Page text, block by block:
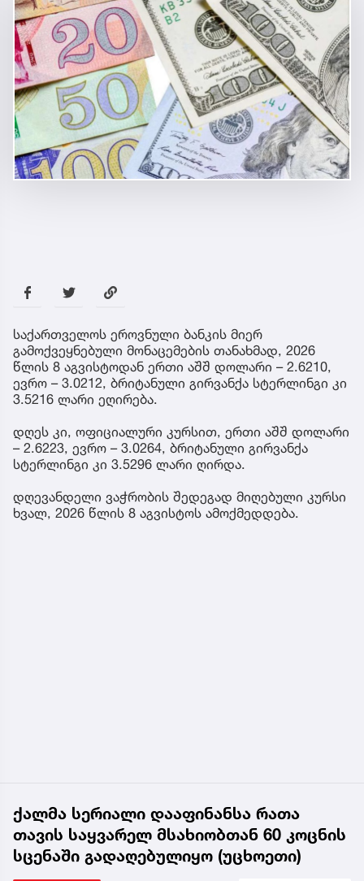
საქართველოს ეროვნული ბანკის მიერ
გამოქვეყნებული მონაცემების თანახმად, 2026
წლის 8 აგვისტოდან ერთი აშშ დოლარი – 2.6210,
ევრო – 3.0212, ბრიტანული გირვანქა სტერლინგი კი
3.5216 ლარი ეღირება.
დღეს კი, ოფიციალური კურსით, ერთი აშშ დოლარი
– 2.6223, ევრო – 3.0264, ბრიტანული გირვანქა
სტერლინგი კი 3.5296 ლარი ღირდა.
დღევანდელი ვაჭრობის შედეგად მიღებული კურსი
ხვალ, 2026 წლის 8 აგვისტოს ამოქმედდება.
ქალმა სერიალი დააფინანსა რათა
თავის საყვარელ მსახიობთან 60 კოცნის
სცენაში გადაღებულიყო (უცხოეთი)